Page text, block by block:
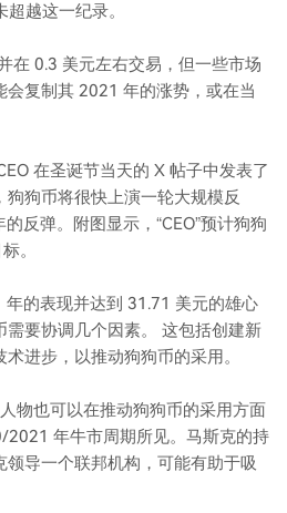
越这一纪录。
在 0.3 美元左右交易，但一些市场
会复制其 2021 年的涨势，或在当
在圣诞节当天的 X 帖子中发表了
狗币将很快上演一轮大规模反
反弹。附图显示，“CEO”预计狗狗
。
的表现并达到 31.71 美元的雄心
要协调几个因素。 这包括创建新
进步，以推动狗狗币的采用。
物也可以在推动狗狗币的采用方面
年牛市周期所见。马斯克的持
导一个联邦机构，可能有助于吸